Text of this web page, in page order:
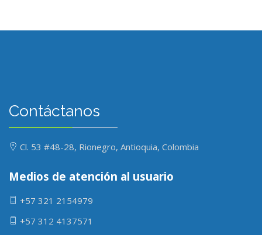
Contáctanos
Cl. 53 #48-28, Rionegro, Antioquia, Colombia
Medios de atención al usuario
+57 321 2154979
+57 312 4137571